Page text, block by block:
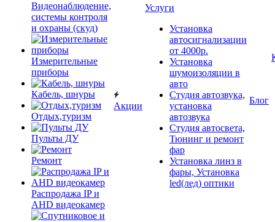
Видеонаблюдение,
системы контроля
и охраны (скуд)
Измерительные
приборы
Кабель, шнуры
Отдых,туризм
Пульты ДУ
Ремонт
Распродажа IP и
AHD видеокамер
Акции
Услуги
Установка
автосигнализации
от 4000р.
Установка
шумоизоляции в
авто
Студия автозвука,
установка
автозвука
Студия автосвета,
Тюнинг и ремонт
фар
Установка линз в
фары, Установка
led(лед) оптики
Блог